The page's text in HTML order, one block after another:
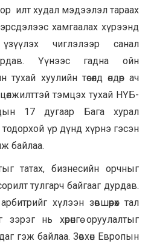
илт худал мэдээлэл тараах
хамгаалах хүрээнд
чиглэлээр санал
Үүнээс гадна ойн
хуулийн төсөлд өндөр ач
цөлжилттэй тэмцэх тухай НҮБ-
17 дугаар Бага хурал
үр дүнд хүрнэ гэсэн
байлаа.
татах, бизнесийн орчныг
тулгарч байгааг дурдав.
хүлээн зөвшөөрөх тал
нь хөрөнгө оруулалтыг
гэж байлаа. Зөвхөн Европын